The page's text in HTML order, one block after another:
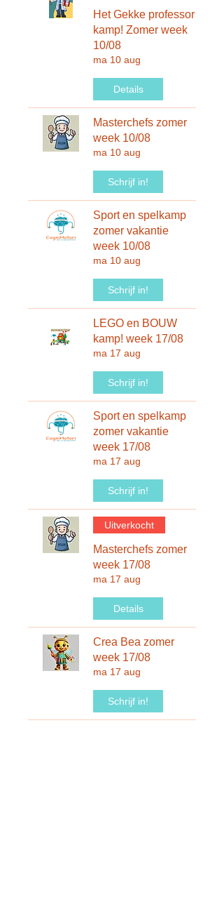
Het Gekke professor
kamp! Zomer week
10/08
ma 10 aug
Details
Masterchefs zomer
week 10/08
ma 10 aug
Schrijf in!
Sport en spelkamp
zomer vakantie
week 10/08
ma 10 aug
Schrijf in!
LEGO en BOUW
kamp! week 17/08
ma 17 aug
Schrijf in!
Sport en spelkamp
zomer vakantie
week 17/08
ma 17 aug
Schrijf in!
Uitverkocht
Masterchefs zomer
week 17/08
ma 17 aug
Details
Crea Bea zomer
week 17/08
ma 17 aug
Schrijf in!